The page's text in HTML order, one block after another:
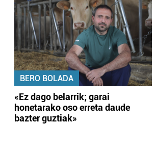
BERO BOLADA
«Ez dago belarrik; garai
honetarako oso erreta daude
bazter guztiak»